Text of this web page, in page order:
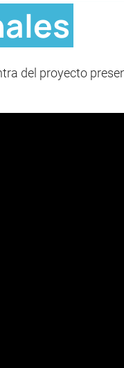
del proyecto